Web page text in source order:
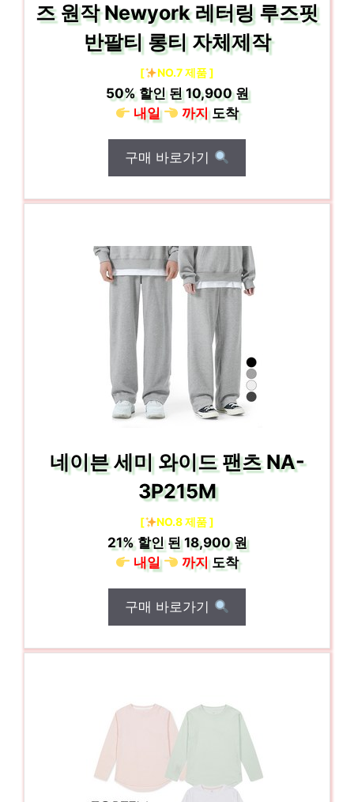
즈 원작 Newyork 레터링 루즈핏
반팔티 롱티 자체제작
[ NO.7 제품 ]
50%할인 된10,900 원
내일
까지도착
구매 바로가기
네이븐 세미 와이드 팬츠 NA-
3P215M
[ NO.8 제품 ]
21%할인 된18,900 원
내일
까지도착
구매 바로가기